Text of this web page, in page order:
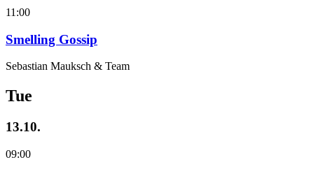
11:00
Smelling Gossip
Sebastian Mauksch & Team
Tue
13.10.
09:00